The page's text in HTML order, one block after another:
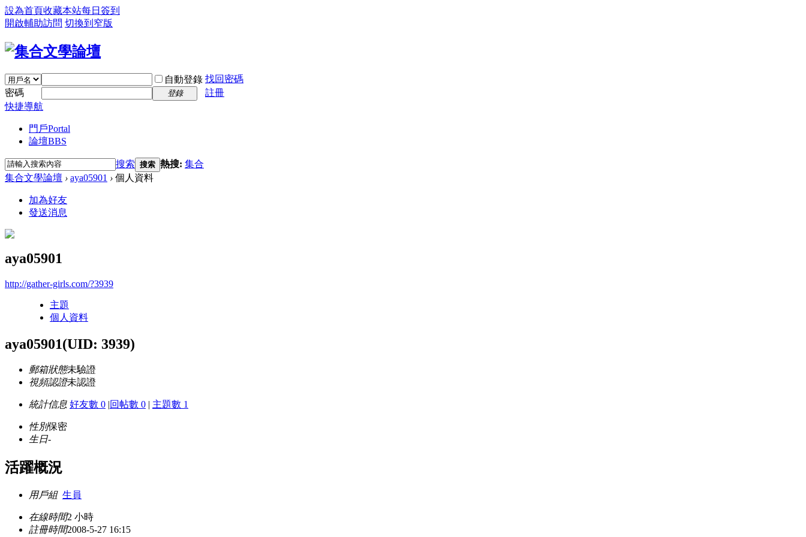
設為首頁收藏本站每日簽到
開啟輔助訪問 切換到窄版
自動登錄 找回密碼
密碼
登錄
註冊
快捷導航
門戶Portal
論壇BBS
搜索 搜索 熱搜: 集合
集合文學論壇 › aya05901 › 個人資料
加為好友
發送消息
aya05901
http://gather-girls.com/?3939
主題
個人資料
aya05901(UID: 3939)
郵箱狀態未驗證
視頻認證未認證
統計信息 好友數 0 |回帖數 0 | 主題數 1
性別保密
生日-
活躍概況
用戶組 生員
在線時間2 小時
註冊時間2008-5-27 16:15